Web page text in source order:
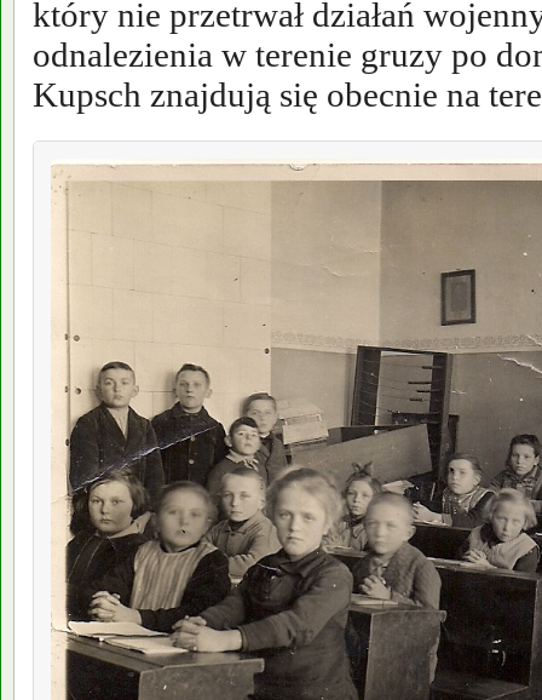
który nie przetrwał działań
odnalezienia w terenie gruzy po
Kupsch znajdują się obecnie na